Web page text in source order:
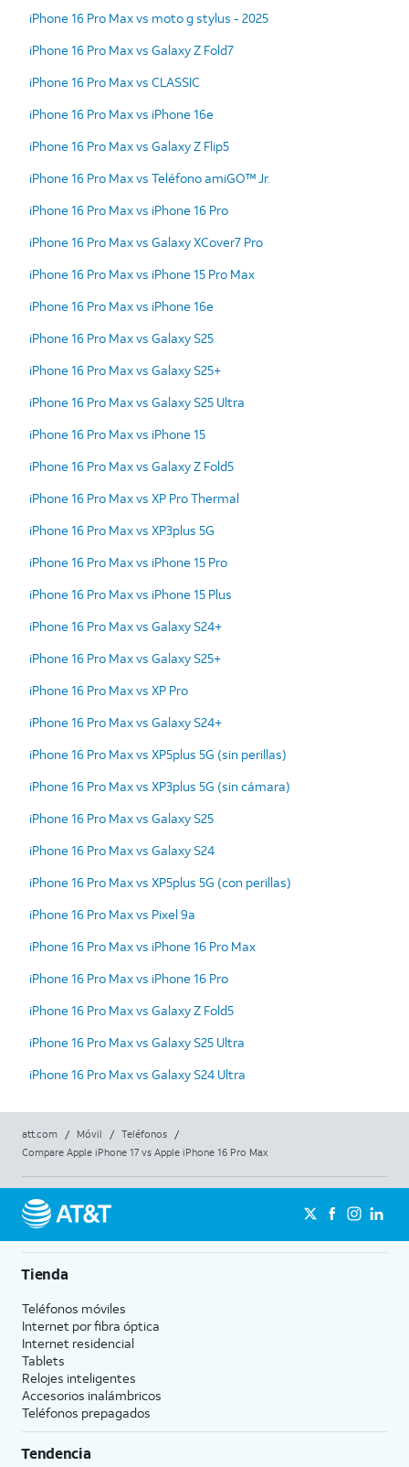
iPhone 16 Pro Max vs moto g stylus - 2025
iPhone 16 Pro Max vs Galaxy Z Fold7
iPhone 16 Pro Max vs CLASSIC
iPhone 16 Pro Max vs iPhone 16e
iPhone 16 Pro Max vs Galaxy Z Flip5
iPhone 16 Pro Max vs Teléfono amiGO™ Jr.
iPhone 16 Pro Max vs iPhone 16 Pro
iPhone 16 Pro Max vs Galaxy XCover7 Pro
iPhone 16 Pro Max vs iPhone 15 Pro Max
iPhone 16 Pro Max vs iPhone 16e
iPhone 16 Pro Max vs Galaxy S25
iPhone 16 Pro Max vs Galaxy S25+
iPhone 16 Pro Max vs Galaxy S25 Ultra
iPhone 16 Pro Max vs iPhone 15
iPhone 16 Pro Max vs Galaxy Z Fold5
iPhone 16 Pro Max vs XP Pro Thermal
iPhone 16 Pro Max vs XP3plus 5G
iPhone 16 Pro Max vs iPhone 15 Pro
iPhone 16 Pro Max vs iPhone 15 Plus
iPhone 16 Pro Max vs Galaxy S24+
iPhone 16 Pro Max vs Galaxy S25+
iPhone 16 Pro Max vs XP Pro
iPhone 16 Pro Max vs Galaxy S24+
iPhone 16 Pro Max vs XP5plus 5G (sin perillas)
iPhone 16 Pro Max vs XP3plus 5G (sin cámara)
iPhone 16 Pro Max vs Galaxy S25
iPhone 16 Pro Max vs Galaxy S24
iPhone 16 Pro Max vs XP5plus 5G (con perillas)
iPhone 16 Pro Max vs Pixel 9a
iPhone 16 Pro Max vs iPhone 16 Pro Max
iPhone 16 Pro Max vs iPhone 16 Pro
iPhone 16 Pro Max vs Galaxy Z Fold5
iPhone 16 Pro Max vs Galaxy S25 Ultra
iPhone 16 Pro Max vs Galaxy S24 Ultra
att.com / Móvil / Teléfonos
/
Compare Apple iPhone 17 vs Apple iPhone 16 Pro Max
Tienda
Teléfonos móviles
Internet por fibra óptica
Internet residencial
Tablets
Relojes inteligentes
Accesorios inalámbricos
Teléfonos prepagados
Tendencia